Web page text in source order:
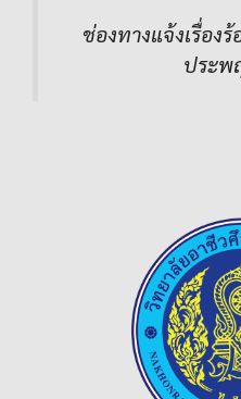
ช่องทางแจ้งเรื่อง
ประพ